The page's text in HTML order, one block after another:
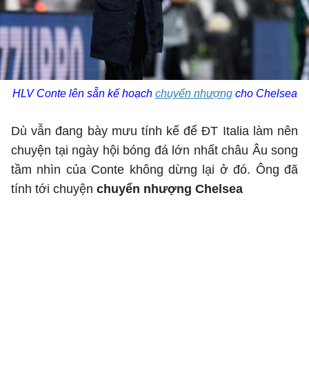
HLV Conte lên sẵn kế hoạch chuyển nhượngcho Chelsea
Dù vẫn đang bày mưu tính kế để ĐT Italia làm nên
chuyện tại ngày hội bóng đá lớn nhất châu Âu song
tầm nhìn của Conte không dừng lại ở đó. Ông đã
tính tới chuyện chuyển nhượng Chelsea